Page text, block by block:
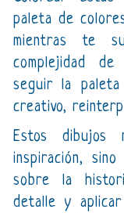
paleta de
mientras te
complejidad
seguir la
creativo,
Estos
inspiración,
sobre la
detalle y